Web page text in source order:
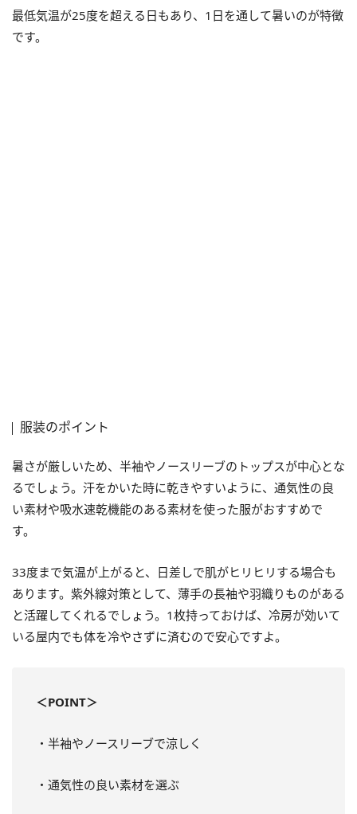
最低気温が25度を超える日もあり、1日を通して暑いのが特徴
です。
服装のポイント
暑さが厳しいため、半袖やノースリーブのトップスが中心とな
るでしょう。汗をかいた時に乾きやすいように、通気性の良
い素材や吸水速乾機能のある素材を使った服がおすすめで
す。
33度まで気温が上がると、日差しで肌がヒリヒリする場合も
あります。紫外線対策として、薄手の長袖や羽織りものがある
と活躍してくれるでしょう。1枚持っておけば、冷房が効いて
いる屋内でも体を冷やさずに済むので安心ですよ。
＜POINT＞
・半袖やノースリーブで涼しく
・通気性の良い素材を選ぶ